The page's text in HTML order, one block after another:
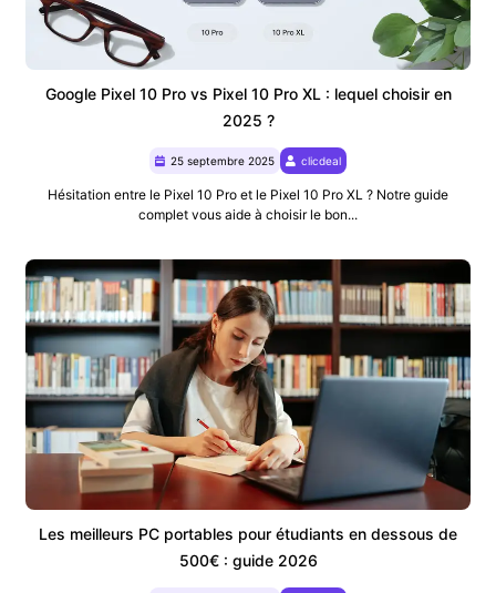
Google Pixel 10 Pro vs Pixel 10 Pro XL : lequel choisir en
2025 ?
25 septembre 2025 clicdeal
Hésitation entre le Pixel 10 Pro et le Pixel 10 Pro XL ? Notre guide
complet vous aide à choisir le bon...
Les meilleurs PC portables pour étudiants en dessous de
500€ : guide 2026